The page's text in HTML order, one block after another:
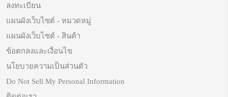
ลงทะเบียน
แผนผังเว็บไซต์ - หมวดหมู่
แผนผังเว็บไซต์ - สินค้า
ข้อตกลงและเงื่อนไข
นโยบายความเป็นส่วนตัว
Do Not Sell My Personal Information